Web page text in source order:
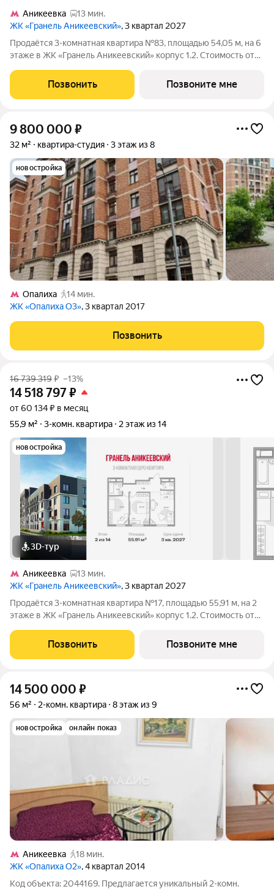
Аникеевка
13 мин.
ЖК «Гранель Аникеевский», 3 квартал 2027
Продаётся 3-комнатная квартира №83, площадью 54,05 м, на 6
этаже в ЖК «Гранель Аникеевский» корпус 1.2. Стоимость от
односторонняя, окна во двор. Проект расположился в
экологически чистом районе
Позвонить Позвоните мне
9 800 000 ₽
32 м² квартира-студия 3 этаж из 8
новостройка
Опалиха
14 мин.
ЖК «Опалиха О3», 3 квартал 2017
Позвонить
16 739 319₽ –13%
14 518 797₽
от 60 134 ₽ в месяц
55,9 м²
3-комн. квартира 2 этаж из 14
новостройка
3D-тур
Аникеевка
13 мин.
ЖК «Гранель Аникеевский», 3 квартал 2027
Продаётся 3-комнатная квартира №17, площадью 55,91 м, на 2
этаже в ЖК «Гранель Аникеевский» корпус 1.2. Стоимость от
односторонняя, окна во двор. Проект расположился в
экологически чистом районе
Позвонить Позвоните мне
14 500 000 ₽
56 м² 2-комн. квартира 8 этаж из 9
новостройка онлайн показ
Аникеевка
18 мин.
ЖК «Опалиха О2», 4 квартал 2014
Код объекта: 2044169. Предлагается уникальный 2-комн.